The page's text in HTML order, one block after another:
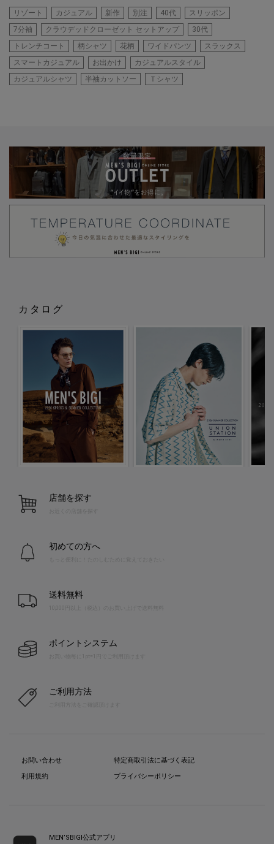
リゾート カジュアル 新作 別注 40代
スリッポン
7分袖
クラウデッドクローゼット セットアップ
30代
トレンチコート
柄シャツ 花柄 ワイドパンツ
スラックス
スマートカジュアル
お出かけ
カジュアルスタイル
カジュアルシャツ
半袖カットソー Ｔシャツ
カタログ
店舗を探す
お近くの店舗を探す
初めての方へ
送料無料
10,000円以上（税込）のお買い上げで送料無料
ポイントシステム
お買い物毎に1pt=1円でご利用頂けます
ご利用方法
お問い合わせ
利用規約
特定商取引法に基づく表記
プライバシーポリシー
MEN’SBIGI公式アプリ